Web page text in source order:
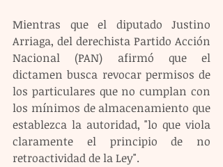
Mientras que el diputado Justino
Arriaga, del derechista Partido Acción
Nacional (PAN) afirmó que el
dictamen busca revocar permisos de
los particulares que no cumplan con
los mínimos de almacenamiento que
establezca la autoridad, "lo que viola
claramente el principio de no
retroactividad de la Ley".